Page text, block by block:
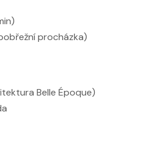
procházka)
Belle Époque)